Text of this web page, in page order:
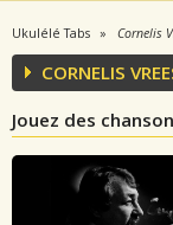
Ukulélé Tabs Cornelis
CORNELIS
Jouez des